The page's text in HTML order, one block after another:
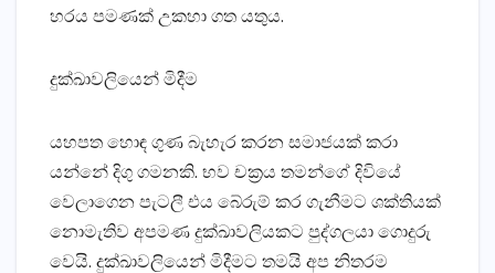
හරය පමණක්‌ උකහා ගත යතුය.
දුක්‌ඛාවලියෙන් මිදීම
යහපත හොඳ ගුණ බැහැර කරන සමාජයක්‌ කරා
යන්නේ දිගු ගමනකි. භව චක්‍රය තමන්ගේ දිවියේ
වෙලාගෙන පැටලී එය බේරුම් කර ගැනීමට ශක්‌තියක්‌
නොමැතිව අපමණ දුක්‌ඛාවලියකට පුද්ගලයා ගොදුරු
වෙයි. දුක්‌ඛාවලියෙන් මිදීමට තමයි අප නිතරම